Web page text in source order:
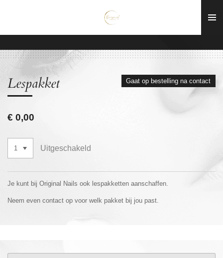
hoofdinhoud
Lespakket Gaat op bestelling na contact
€ 0,00
Uitgeschakeld
Je kunt bij Original Nails ook lespakketten aanschaffen.
Neem even contact op voor welk pakket bij jou past.